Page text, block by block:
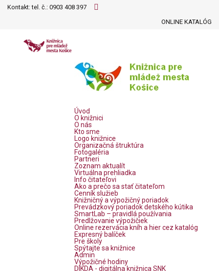
Kontakt: tel. č.: 0903 408 397
ONLINE KATALÓG
Úvod
O knižnici
O nás
Kto sme
Logo knižnice
Organizačná štruktúra
Fotogaléria
Partneri
Zoznam aktualít
Virtuálna prehliadka
Info čitateľovi
Ako a prečo sa stať čitateľom
Cenník služieb
Knižničný a výpožičný poriadok
Prevádzkový poriadok detského kútika
SmartLab – pravidlá používania
Predlžovanie výpožičiek
Online rezervácia kníh a hier cez katalóg
Expresný balíček
Pre školy
Spýtajte sa knižnice
Admin
Výpožičné hodiny
DIKDA - digitálna knižnica SNK